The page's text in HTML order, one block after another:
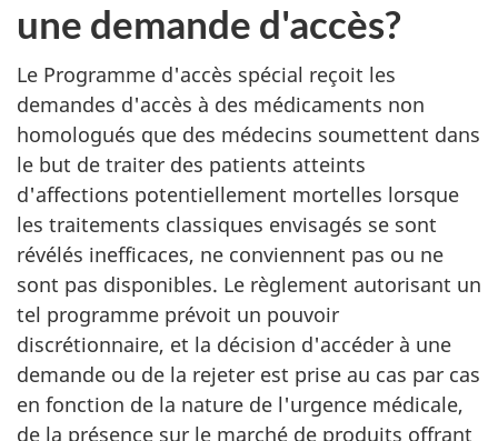
une demande d'accès?
Le Programme d'accès spécial reçoit les
demandes d'accès à des médicaments non
homologués que des médecins soumettent dans
le but de traiter des patients atteints
d'affections potentiellement mortelles lorsque
les traitements classiques envisagés se sont
révélés inefficaces, ne conviennent pas ou ne
sont pas disponibles. Le règlement autorisant un
tel programme prévoit un pouvoir
discrétionnaire, et la décision d'accéder à une
demande ou de la rejeter est prise au cas par cas
en fonction de la nature de l'urgence médicale,
de la présence sur le marché de produits offrant